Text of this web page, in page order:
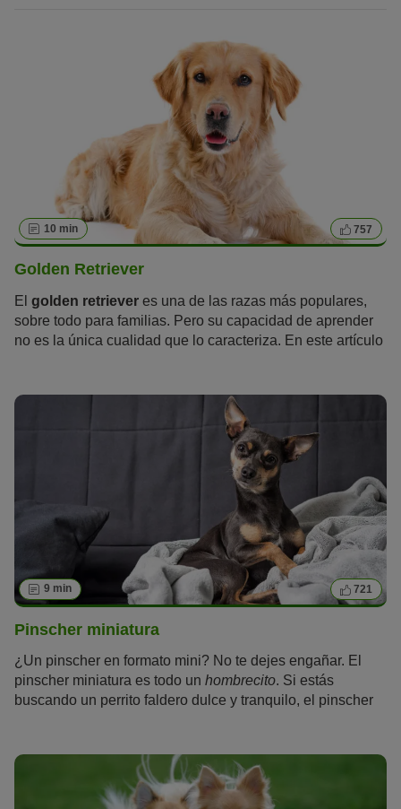
10 min 757
Golden Retriever
El golden retriever es una de las razas más populares,
sobre todo para familias. Pero su capacidad de aprender
no es la única cualidad que lo caracteriza. En este artículo
9 min 721
Pinscher miniatura
¿Un pinscher en formato mini? No te dejes engañar. El
pinscher miniatura es todo un hombrecito. Si estás
buscando un perrito faldero dulce y tranquilo, el pinscher
cuidador siempre al trote.